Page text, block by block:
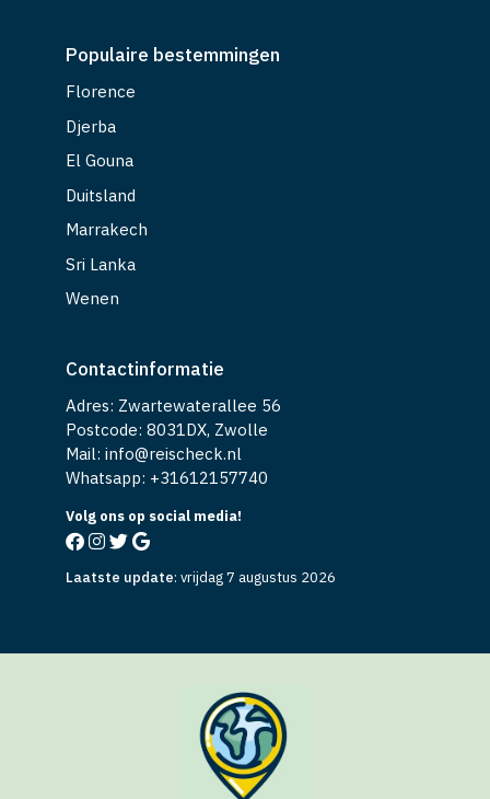
Populaire bestemmingen
Florence
Djerba
El Gouna
Duitsland
Marrakech
Sri Lanka
Wenen
Contactinformatie
Adres: Zwartewaterallee 56
Postcode: 8031DX, Zwolle
Mail: info@reischeck.nl
Whatsapp: +31612157740
Volg ons op social media!
Laatste update: vrijdag 7 augustus 2026